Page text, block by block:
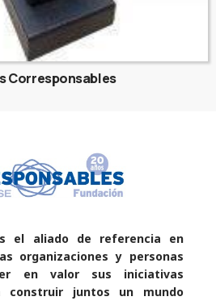
Corresponsables
el aliado de referencia en
organizaciones y personas
en valor sus iniciativas
construir juntos un mundo